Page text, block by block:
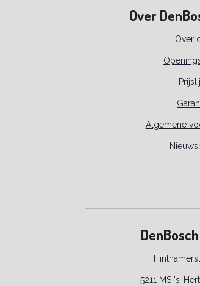
Over
Over
Algemene
5211 MS 's-